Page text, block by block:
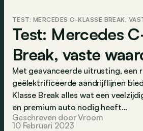
TEST: MERCEDES C-KLASSE BREAK,
Test: Mercedes
Break, vaste
Met geavanceerde uitrusting, een
geëlektrificeerde aandrijflijnen
Klasse Break alles wat een
en premium auto nodig heeft...
Geschreven door Vroom
10 Februari 2023